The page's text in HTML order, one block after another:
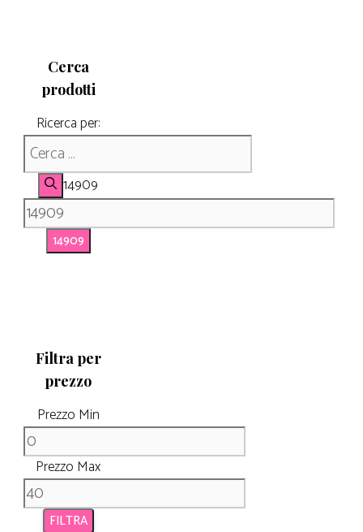
Cerca
prodotti
Ricerca per:
14909
Filtra per
prezzo
Prezzo Min
Prezzo Max
FILTRA